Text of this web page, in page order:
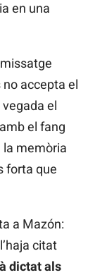
en una
no accepta el
el
el fang
la memòria
forta que
a Mazón:
citat
dictat als